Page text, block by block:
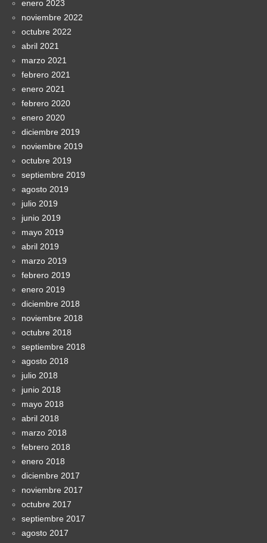
enero 2023
noviembre 2022
octubre 2022
abril 2021
marzo 2021
febrero 2021
enero 2021
febrero 2020
enero 2020
diciembre 2019
noviembre 2019
octubre 2019
septiembre 2019
agosto 2019
julio 2019
junio 2019
mayo 2019
abril 2019
marzo 2019
febrero 2019
enero 2019
diciembre 2018
noviembre 2018
octubre 2018
septiembre 2018
agosto 2018
julio 2018
junio 2018
mayo 2018
abril 2018
marzo 2018
febrero 2018
enero 2018
diciembre 2017
noviembre 2017
octubre 2017
septiembre 2017
agosto 2017